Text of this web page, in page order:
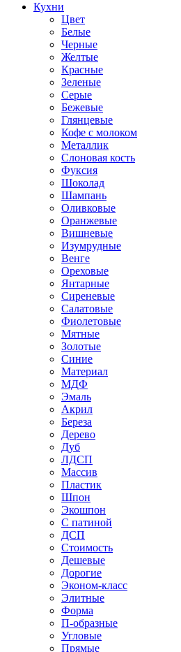
Кухни
Цвет
Белые
Черные
Желтые
Красные
Зеленые
Серые
Бежевые
Глянцевые
Кофе с молоком
Металлик
Слоновая кость
Фуксия
Шоколад
Шампань
Оливковые
Оранжевые
Вишневые
Изумрудные
Венге
Ореховые
Янтарные
Сиреневые
Салатовые
Фиолетовые
Мятные
Золотые
Синие
Материал
МДФ
Эмаль
Акрил
Береза
Дерево
Дуб
ЛДСП
Массив
Пластик
Шпон
Экошпон
С патиной
ДСП
Стоимость
Дешевые
Дорогие
Эконом-класс
Элитные
Форма
П-образные
Угловые
Прямые